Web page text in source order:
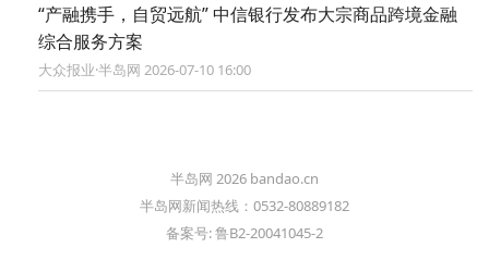
“产融携手，自贸远航” 中信银行发布大宗商品跨境金融
综合服务方案
大众报业·半岛网 2026-07-10 16:00
半岛网 2026 bandao.cn
半岛网新闻热线：0532-80889182
备案号: 鲁B2-20041045-2